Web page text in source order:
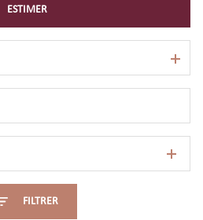
ESTIMER
FILTRER